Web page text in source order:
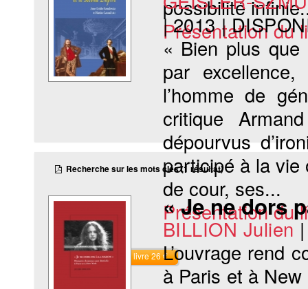
possibilité
Présentation du
|2013|
« Bien plus
par
l’homme de
critique
dépourvus
participé à la vie
de cour, ses...
Présentation du
Commander le livre 26 €
Recherche sur les mots clés (1 résultat)
« Je ne dors
BILLION Julien
L’ouvrage rend
à Paris et à